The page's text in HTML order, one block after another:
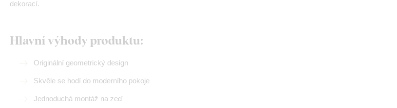
dekorací.
Hlavní výhody produktu:
Originální geometrický design
Skvěle se hodí do moderního pokoje
Jednoduchá montáž na zeď